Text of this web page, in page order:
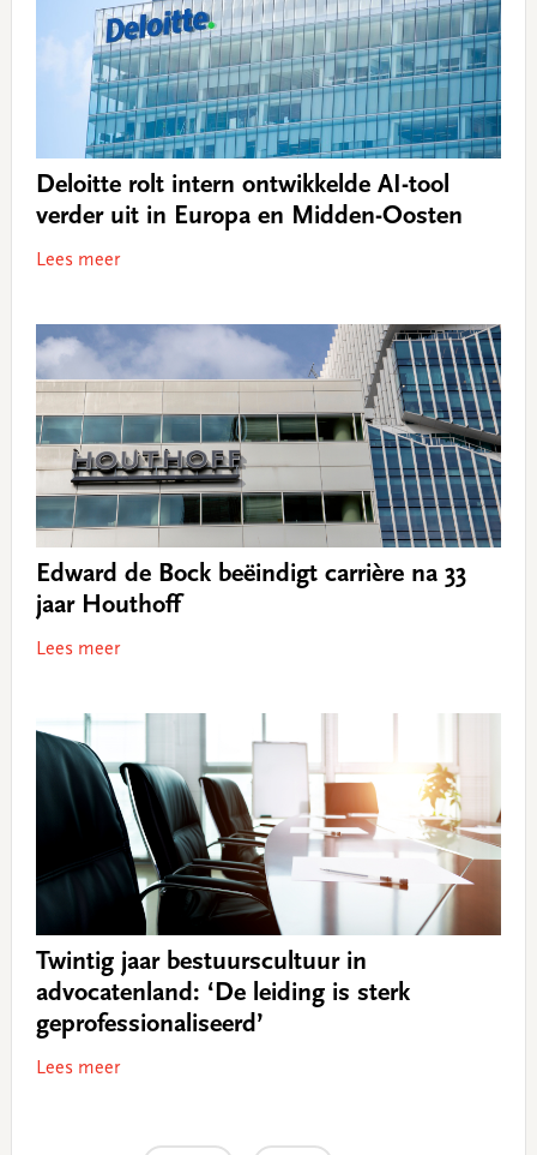
Deloitte rolt intern ontwikkelde AI-tool
verder uit in Europa en Midden-Oosten
Lees meer
Edward de Bock beëindigt carrière na 33
jaar Houthoff
Lees meer
Twintig jaar bestuurscultuur in
advocatenland: ‘De leiding is sterk
geprofessionaliseerd’
Lees meer